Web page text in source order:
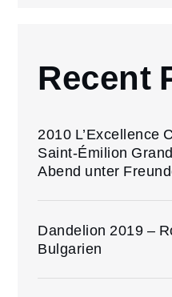
Recent
2010 L’Excellence
Saint-Émilion
Abend unter
Dandelion 2019 –
Bulgarien